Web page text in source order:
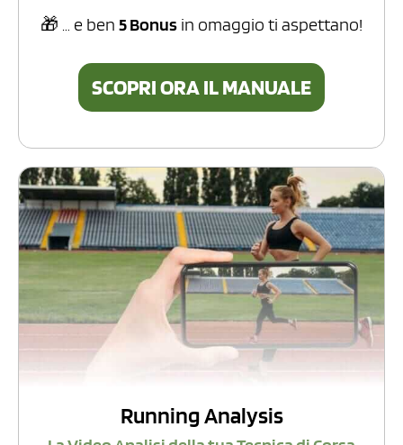
🎁 … e ben 5 Bonus in omaggio ti aspettano!
SCOPRI ORA IL MANUALE
Running Analysis